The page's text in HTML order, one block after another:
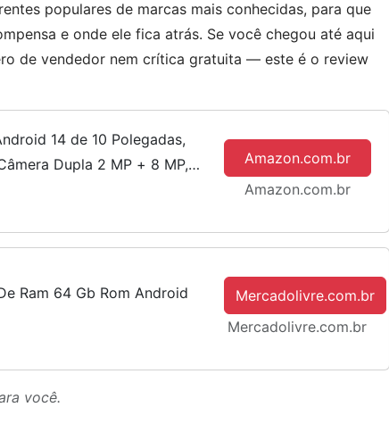
populares de marcas mais conhecidas, para que
e onde ele fica atrás. Se você chegou até aqui
de vendedor nem crítica gratuita — este é o review
14 de 10 Polegadas,
Dupla 2 MP + 8 MP,
Amazon.com.br
Amazon.com.br
Ram 64 Gb Rom Android
Mercadolivre.com.br
Mercadolivre.com.br
você.